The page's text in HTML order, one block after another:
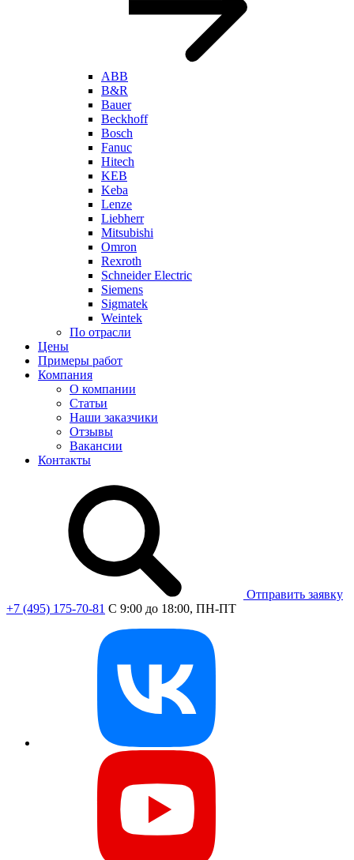
ABB
B&R
Bauer
Beckhoff
Bosch
Fanuc
Hitech
KEB
Keba
Lenze
Liebherr
Mitsubishi
Omron
Rexroth
Schneider Electric
Siemens
Sigmatek
Weintek
По отрасли
Цены
Примеры работ
Компания
О компании
Статьи
Наши заказчики
Отзывы
Вакансии
Контакты
Отправить заявку
+7 (495) 175-70-81 C 9:00 до 18:00, ПН-ПТ